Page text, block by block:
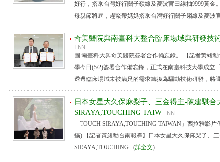
好行，搭乘台灣好行關子嶺線及菱波官田線抽9999黃金
母親節將屆，趕緊帶媽媽搭乘台灣好行關子嶺線及菱波
奇美醫院與南臺科大整合臨床場域與研發技
TNN
圖:南臺科大與奇美醫院簽署合作備忘錄。 【記者黃緒
學今日(5/2)簽署合作備忘錄，正式在南臺科技大學成立
透過臨床場域未被滿足的需求轉換為驅動技術研發，將
日本女星大久保麻梨子、三金得主-陳建騏合
SIRAYA,TOUCHING TAIW TNN
「TOUCH SIRAYA,TOUCHING TAIWAN」西拉雅影
攝) 【記者黃緒勳台南報導】日本女星大久保麻梨子、
SIRAYA,TOUCHING...(詳全文)